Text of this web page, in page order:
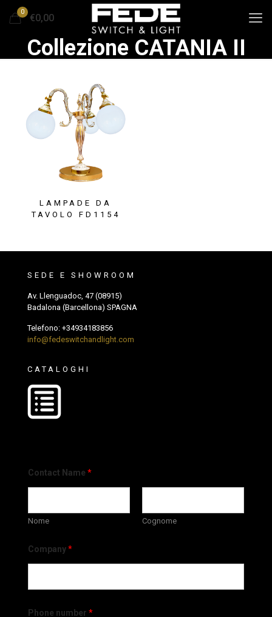
0
€0,00
Collezione CATANIA II
LAMPADE DA
TAVOLO FD1154
SEDE E SHOWROOM
Av. Llenguadoc, 47 (08915)
Badalona (Barcellona) SPAGNA
Telefono: +34934183856
info@fedeswitchandlight.com
CATALOGHI
Contact Name *
Nome Cognome
Company*
Phone number *